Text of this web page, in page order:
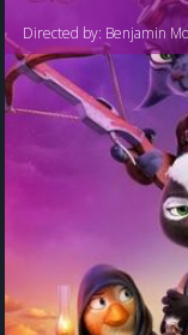
Directed by: Benjamin